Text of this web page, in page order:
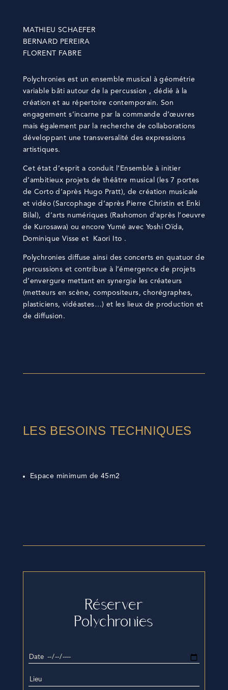
MATHIEU SCHAEFER
BERNARD PEREIRA
FLORENT FABRE
Polychronies est un ensemble musical à géométrie
variable bâti autour de la percussion , dédié à la
création et au répertoire contemporain. Son
engagement s’incarne par la commande d’œuvres
mais également par la recherche de collaborations
développant une transversalité des expressions
artistiques.
Cet état d’esprit a conduit l’Ensemble à initier
d’ambitieux projets de théâtre musical (les 7 portes
de Corto d’après Hugo Pratt), de création musicale
et vidéo (Sarcophage d’après Pierre Christin et Enki
Bilal), d’arts numériques (Rashomon d’après l’oeuvre
de Kurosawa) ou encore Yumé avec Yoshi Oïda,
Dominique Visse et Kaori Ito .
Polychronies diffuse ainsi des concerts en quatuor de
percussions et contribue à l’émergence de projets
d’envergure mettant en synergie les créateurs
(metteurs en scène, compositeurs, chorégraphes,
plasticiens, vidéastes…) et les lieux de production et
de diffusion.
LES BESOINS TECHNIQUES
Espace minimum de 45m2
Réserver
Polychronies